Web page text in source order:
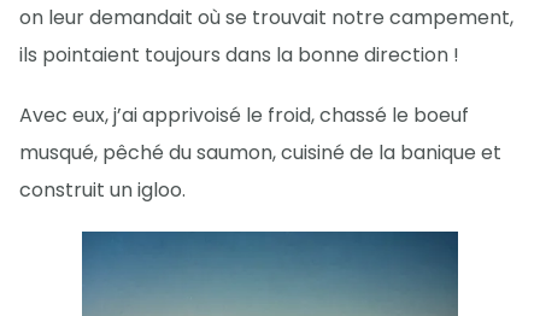
on leur demandait où se trouvait notre campement,
ils pointaient toujours dans la bonne direction !
Avec eux, j’ai apprivoisé le froid, chassé le boeuf
musqué, pêché du saumon, cuisiné de la banique et
construit un igloo.